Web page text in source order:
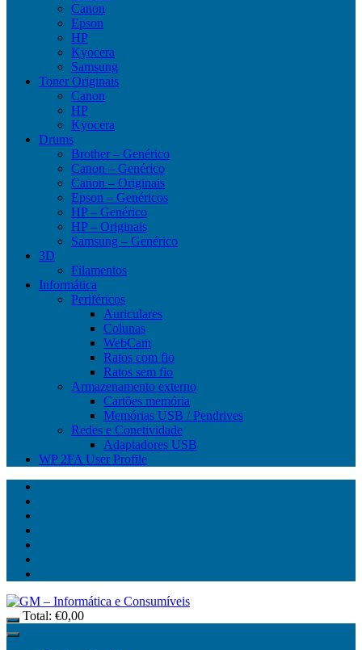
Canon
Epson
HP
Kyocera
Samsung
Toner Originais
Canon
HP
Kyocera
Drums
Brother – Genérico
Canon – Genérico
Canon – Originais
Epson – Genéricos
HP – Genérico
HP – Originais
Samsung – Genérico
3D
Filamentos
Informática
Periféricos
Auriculares
Colunas
WebCam
Ratos com fio
Ratos sem fio
Armazenamento externo
Cartões memória
Memórias USB / Pendrives
Redes e Conetividade
Adaptadores USB
WP 2FA User Profile
Total: €0,00